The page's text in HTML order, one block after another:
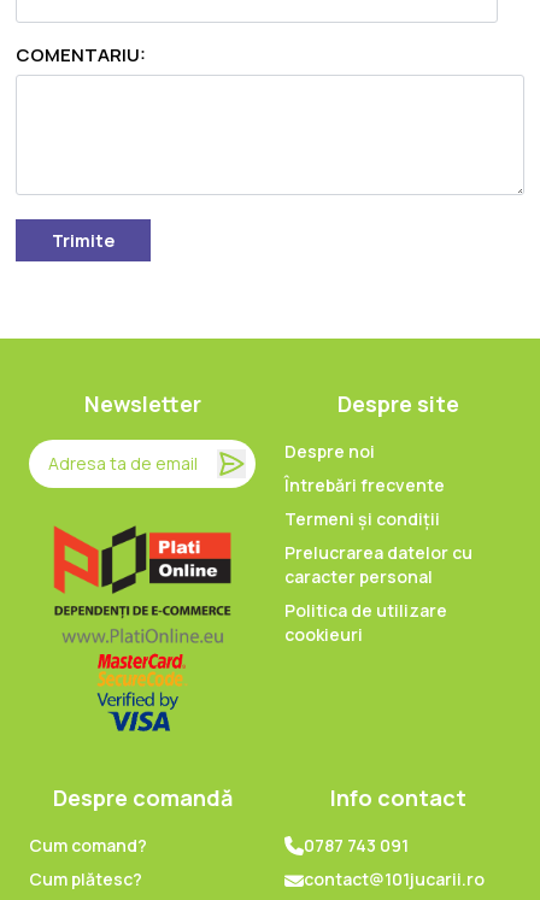
COMENTARIU:
Trimite
Newsletter Despre site
Despre noi
Întrebări frecvente
Termeni și condiții
Prelucrarea datelor cu
caracter personal
Politica de utilizare
cookieuri
Despre comandă
Cum comand?
Cum plătesc?
Info contact
0787 743 091
contact@101jucarii.ro